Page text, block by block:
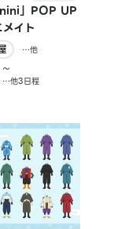
」POP UP
イト
…他
他3日程